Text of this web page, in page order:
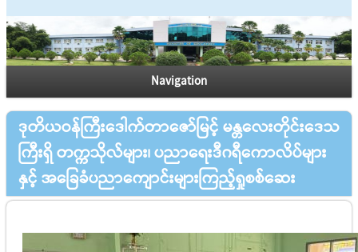
Navigation
ဒုတိယဝန်ကြီးဒေါက်တာဇော်မြင့် မန္တလေးတိုင်းဒေသ
ကြီးရှိ တက္ကသိုလ်များ၊ ပညာရေးဒီဂရီကောလိပ်များ
နှင့် အခြေခံပညာကျောင်းများကြည့်ရှုစစ်ဆေး